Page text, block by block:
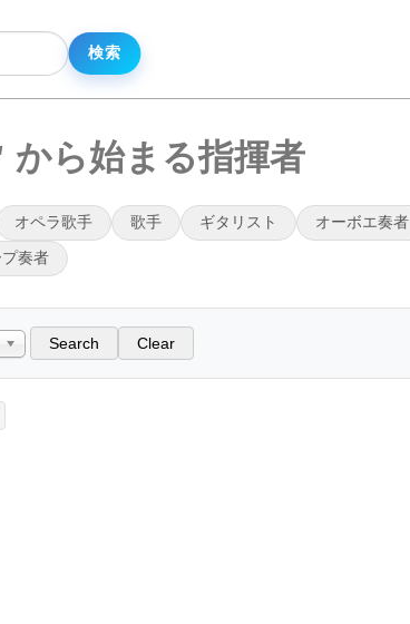
ら始まる指揮者
オペラ歌手 歌手 ギタリスト オーボエ奏者
奏者